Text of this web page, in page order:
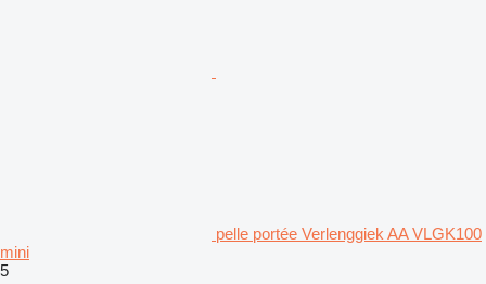
pelle portée Verlenggiek AA VLGK100
mini
5